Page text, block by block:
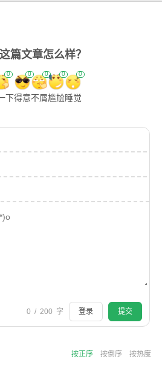
篇文章怎么样？
0
下
0
得意
0
不屑
0
尴尬
0
睡觉
0 / 200 字 登录 提交
按正序 按倒序 按热度